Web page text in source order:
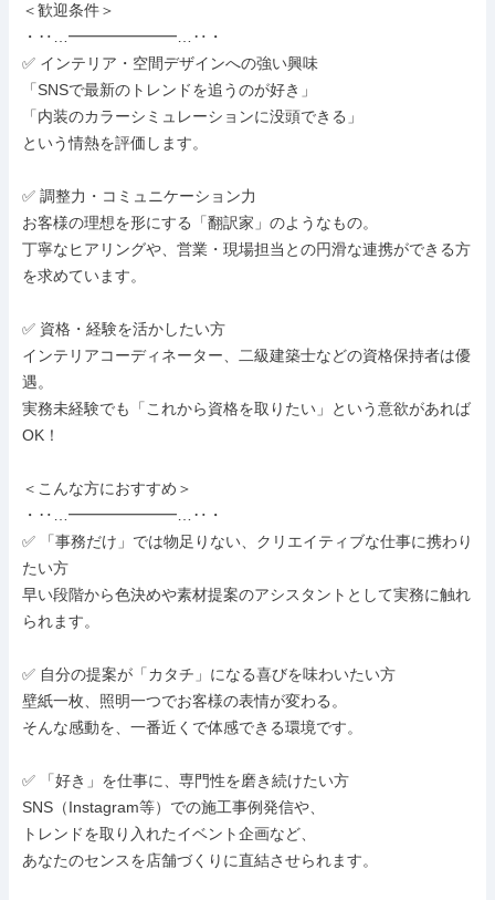
＜歓迎条件＞
・‥…━━━━━━━…‥・
✅ インテリア・空間デザインへの強い興味
「SNSで最新のトレンドを追うのが好き」
「内装のカラーシミュレーションに没頭できる」
という情熱を評価します。
✅ 調整力・コミュニケーション力
お客様の理想を形にする「翻訳家」のようなもの。
丁寧なヒアリングや、営業・現場担当との円滑な連携ができる方
を求めています。
✅ 資格・経験を活かしたい方
インテリアコーディネーター、二級建築士などの資格保持者は優
遇。
実務未経験でも「これから資格を取りたい」という意欲があれば
OK！
＜こんな方におすすめ＞
・‥…━━━━━━━…‥・
✅ 「事務だけ」では物足りない、クリエイティブな仕事に携わり
たい方
早い段階から色決めや素材提案のアシスタントとして実務に触れ
られます。
✅ 自分の提案が「カタチ」になる喜びを味わいたい方
壁紙一枚、照明一つでお客様の表情が変わる。
そんな感動を、一番近くで体感できる環境です。
✅ 「好き」を仕事に、専門性を磨き続けたい方
SNS（Instagram等）での施工事例発信や、
トレンドを取り入れたイベント企画など、
あなたのセンスを店舗づくりに直結させられます。